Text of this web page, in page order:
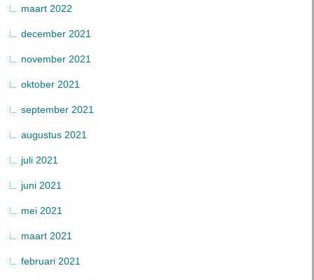
maart 2022
december 2021
november 2021
oktober 2021
september 2021
augustus 2021
juli 2021
juni 2021
mei 2021
maart 2021
februari 2021